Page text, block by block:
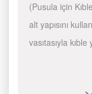
(Pusula için
alt yapısını
vasıtasıyla